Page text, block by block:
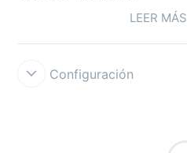
LEER MÁS
Configuración